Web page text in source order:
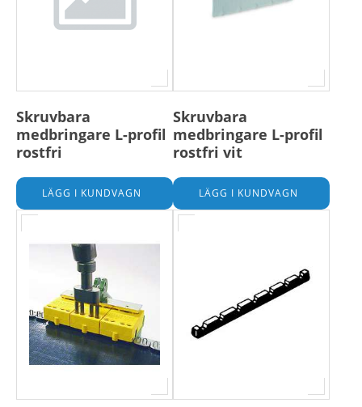
Skruvbara
medbringare L-profil
rostfri
Skruvbara
medbringare L-profil
rostfri vit